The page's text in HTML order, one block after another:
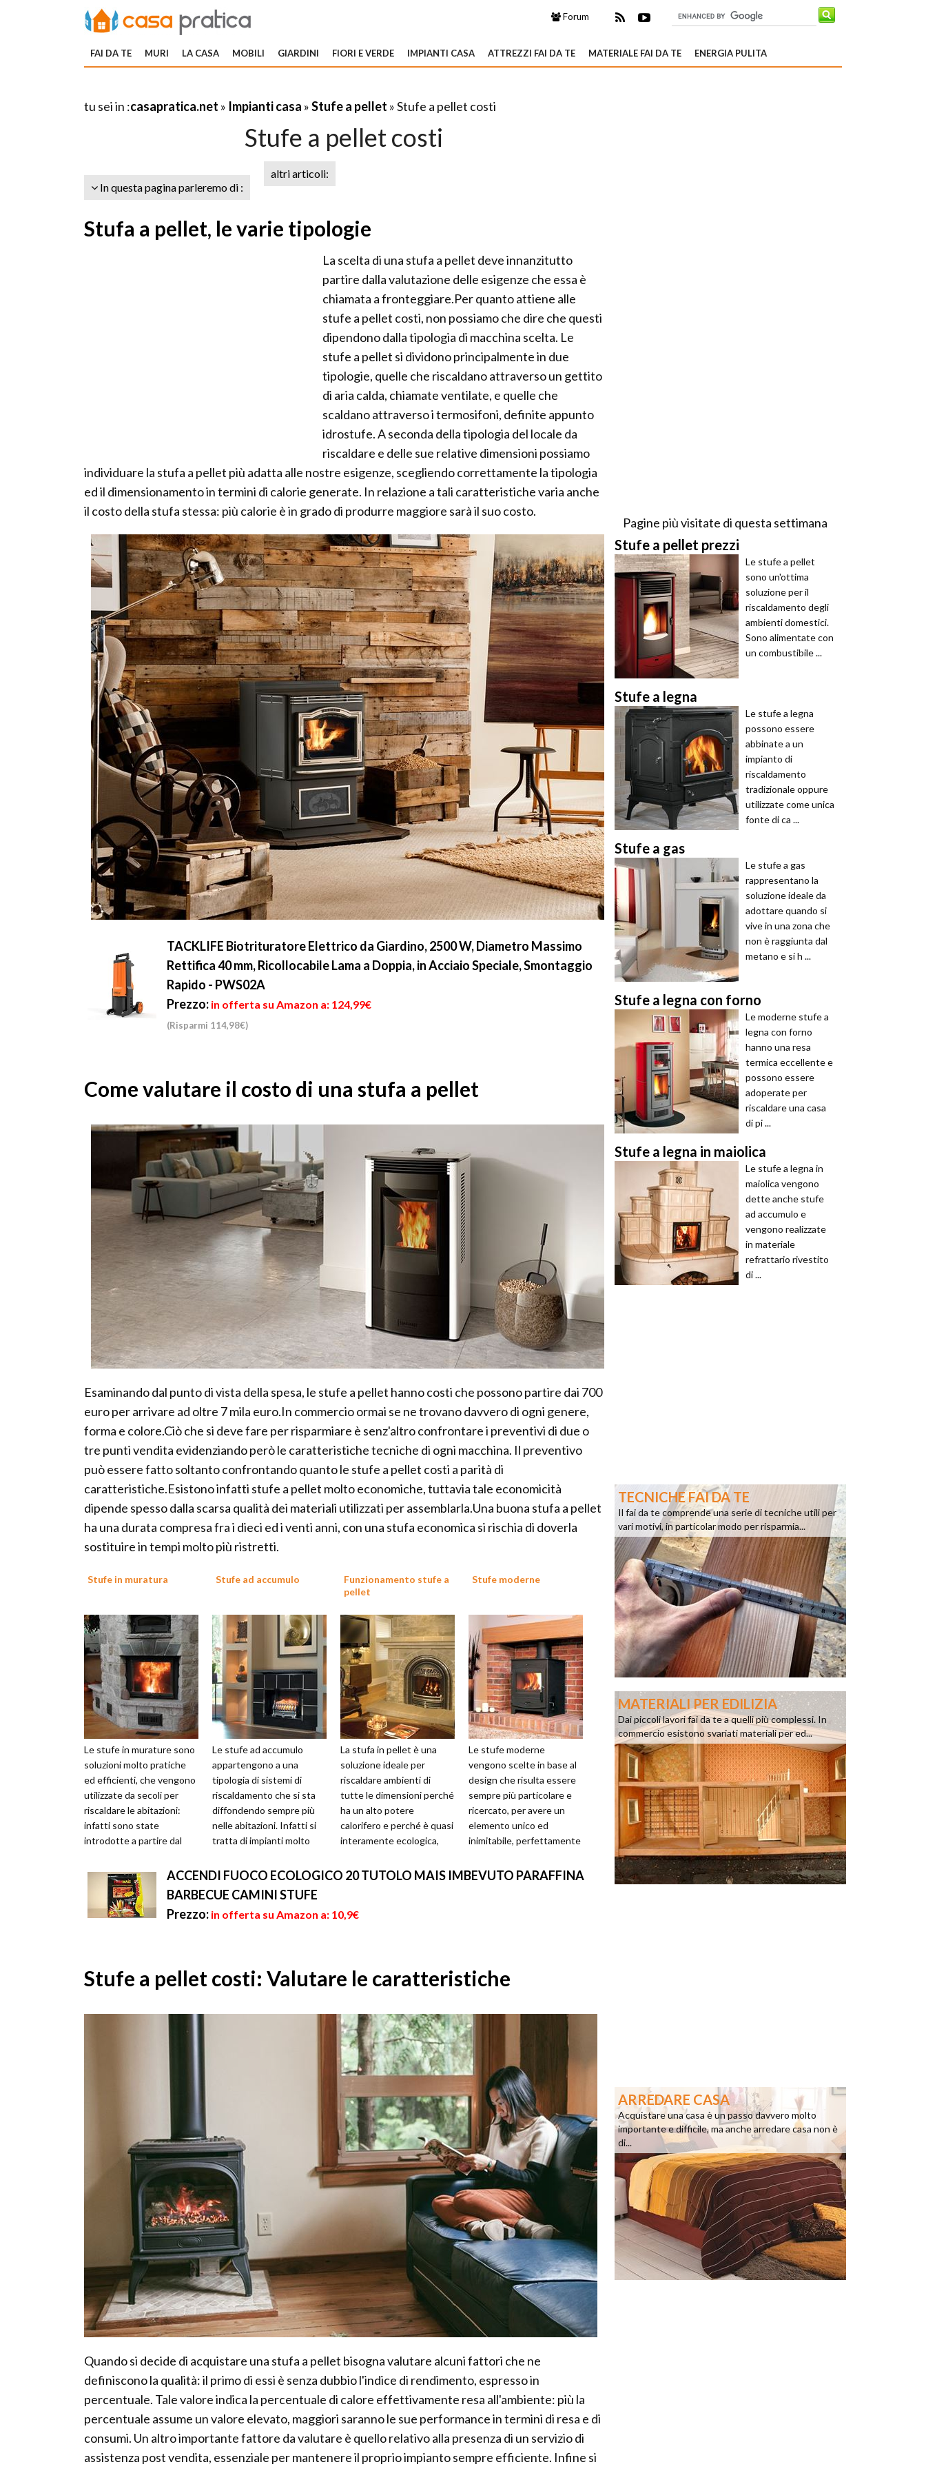
Forum
FAI DA TE MURI LA CASA MOBILI GIARDINI FIORI E VERDE IMPIANTI CASA ATTREZZI FAI DA TE MATERIALE FAI DA TE ENERGIA PULITA
tu sei in :casapratica.net » Impianti casa »Stufe a pellet » Stufe a pellet costi
Stufe a pellet costi
In questa pagina parleremo di :
altri articoli:
Stufa a pellet, le varie tipologie
La scelta di una stufa a pellet deve innanzitutto
partire dalla valutazione delle esigenze che essa è
chiamata a fronteggiare.Per quanto attiene alle
stufe a pellet costi, non possiamo che dire che questi
dipendono dalla tipologia di macchina scelta. Le
stufe a pellet si dividono principalmente in due
tipologie, quelle che riscaldano attraverso un gettito
di aria calda, chiamate ventilate, e quelle che
scaldano attraverso i termosifoni, definite appunto
idrostufe. A seconda della tipologia del locale da
riscaldare e delle sue relative dimensioni possiamo
individuare la stufa a pellet più adatta alle nostre esigenze, scegliendo correttamente la tipologia
ed il dimensionamento in termini di calorie generate. In relazione a tali caratteristiche varia anche
il costo della stufa stessa: più calorie è in grado di produrre maggiore sarà il suo costo.
TACKLIFE Biotrituratore Elettrico da Giardino, 2500 W, Diametro Massimo
Rettifica 40 mm, Ricollocabile Lama a Doppia, in Acciaio Speciale, Smontaggio
Rapido - PWS02A
Prezzo: in offerta su Amazon a: 124,99€
(Risparmi 114,98€)
Come valutare il costo di una stufa a pellet
Esaminando dal punto di vista della spesa, le stufe a pellet hanno costi che possono partire dai 700
euro per arrivare ad oltre 7 mila euro.In commercio ormai se ne trovano davvero di ogni genere,
forma e colore.Ciò che si deve fare per risparmiare è senz'altro confrontare i preventivi di due o
tre punti vendita evidenziando però le caratteristiche tecniche di ogni macchina. Il preventivo
può essere fatto soltanto confrontando quanto le stufe a pellet costi a parità di
caratteristiche.Esistono infatti stufe a pellet molto economiche, tuttavia tale economicità
dipende spesso dalla scarsa qualità dei materiali utilizzati per assemblarla.Una buona stufa a pellet
ha una durata compresa fra i dieci ed i venti anni, con una stufa economica si rischia di doverla
sostituire in tempi molto più ristretti.
Stufe in muratura
Le stufe in murature sono
soluzioni molto pratiche
ed efficienti, che vengono
utilizzate da secoli per
riscaldare le abitazioni:
infatti sono state
introdotte a partire dal
del...
Stufe ad accumulo
Le stufe ad accumulo
appartengono a una
tipologia di sistemi di
riscaldamento che si sta
diffondendo sempre più
nelle abitazioni. Infatti si
tratta di impianti molto
un'alta...
Funzionamento stufe a
pellet
La stufa in pellet è una
soluzione ideale per
riscaldare ambienti di
tutte le dimensioni perché
ha un alto potere
calorifero e perché è quasi
interamente ecologica,
usato, il...
Stufe moderne
Le stufe moderne
vengono scelte in base al
design che risulta essere
sempre più particolare e
ricercato, per avere un
elemento unico ed
inimitabile, perfettamente
tanto da div...
ACCENDI FUOCO ECOLOGICO 20 TUTOLO MAIS IMBEVUTO PARAFFINA
BARBECUE CAMINI STUFE
Prezzo: in offerta su Amazon a: 10,9€
Stufe a pellet costi: Valutare le caratteristiche
Quando si decide di acquistare una stufa a pellet bisogna valutare alcuni fattori che ne
definiscono la qualità: il primo di essi è senza dubbio l'indice di rendimento, espresso in
percentuale. Tale valore indica la percentuale di calore effettivamente resa all'ambiente: più la
percentuale assume un valore elevato, maggiori saranno le sue performance in termini di resa e di
consumi. Un altro importante fattore da valutare è quello relativo alla presenza di un servizio di
assistenza post vendita, essenziale per mantenere il proprio impianto sempre efficiente. Infine si
Pagine più visitate di questa settimana
Stufe a pellet prezzi
Le stufe a pellet
sono un'ottima
soluzione per il
riscaldamento degli
ambienti domestici.
Sono alimentate con
un combustibile ...
Stufe a legna
Le stufe a legna
possono essere
abbinate a un
impianto di
riscaldamento
tradizionale oppure
utilizzate come unica
fonte di ca ...
Stufe a gas
Le stufe a gas
rappresentano la
soluzione ideale da
adottare quando si
vive in una zona che
non è raggiunta dal
metano e si h ...
Stufe a legna con forno
Le moderne stufe a
legna con forno
hanno una resa
termica eccellente e
possono essere
adoperate per
riscaldare una casa
di pi ...
Stufe a legna in maiolica
Le stufe a legna in
maiolica vengono
dette anche stufe
ad accumulo e
vengono realizzate
in materiale
refrattario rivestito
di ...
TECNICHE FAI DA TE
Il fai da te comprende una serie di tecniche utili per
vari motivi, in particolar modo per risparmia...
MATERIALI PER EDILIZIA
Dai piccoli lavori fai da te a quelli più complessi. In
commercio esistono svariati materiali per ed...
ARREDARE CASA
Acquistare una casa è un passo davvero molto
importante e difficile, ma anche arredare casa non è
di...